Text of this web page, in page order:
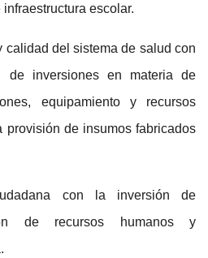
escolar.
calidad del sistema de salud con
de inversiones en materia de
equipamiento y recursos
provisión de insumos fabricados
con la inversión de
de recursos humanos y